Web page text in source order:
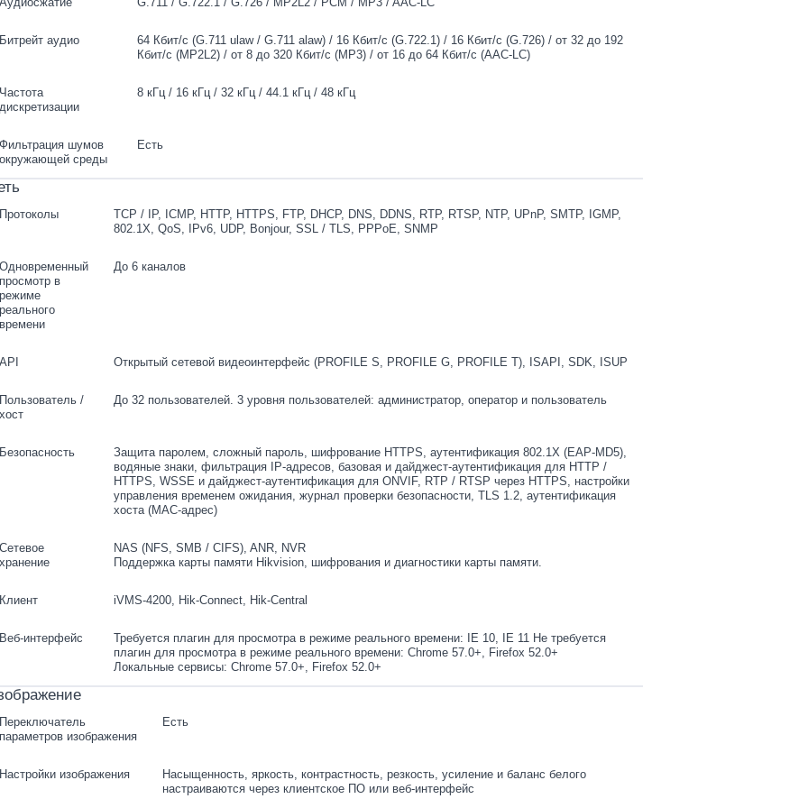
аудио
64 Кбит/с (G.711 ulaw / G.711 alaw) / 16 Кбит/с (G.722.1) / 16 Кбит/с (G.726) / от 32 до 192
Кбит/с (MP2L2) / от 8 до 320 Кбит/с (MP3) / от 16 до 64 Кбит/с (AAC-LC)
8 кГц / 16 кГц / 32 кГц / 44.1 кГц / 48 кГц
шумов
среды
Есть
TCP / IP, ICMP, HTTP, HTTPS, FTP, DHCP, DNS, DDNS, RTP, RTSP, NTP, UPnP, SMTP, IGMP,
802.1X, QoS, IPv6, UDP, Bonjour, SSL / TLS, PPPoE, SNMP
в
До 6 каналов
Открытый сетевой видеоинтерфейс (PROFILE S, PROFILE G, PROFILE T), ISAPI, SDK, ISUP
/
До 32 пользователей. 3 уровня пользователей: администратор, оператор и пользователь
Защита паролем, сложный пароль, шифрование HTTPS, аутентификация 802.1X (EAP-MD5),
водяные знаки, фильтрация IP-адресов, базовая и дайджест-аутентификация для HTTP /
HTTPS, WSSE и дайджест-аутентификация для ONVIF, RTP / RTSP через HTTPS, настройки
управления временем ожидания, журнал проверки безопасности, TLS 1.2, аутентификация
хоста (MAC-адрес)
NAS (NFS, SMB / CIFS), ANR, NVR
Поддержка карты памяти Hikvision, шифрования и диагностики карты памяти.
iVMS-4200, Hik-Connect, Hik-Central
интерфейс
Требуется плагин для просмотра в режиме реального времени: IE 10, IE 11 Не требуется
плагин для просмотра в режиме реального времени: Chrome 57.0+, Firefox 52.0+
Локальные сервисы: Chrome 57.0+, Firefox 52.0+
изображения
Есть
изображения
Насыщенность, яркость, контрастность, резкость, усиление и баланс белого
настраиваются через клиентское ПО или веб-интерфейс